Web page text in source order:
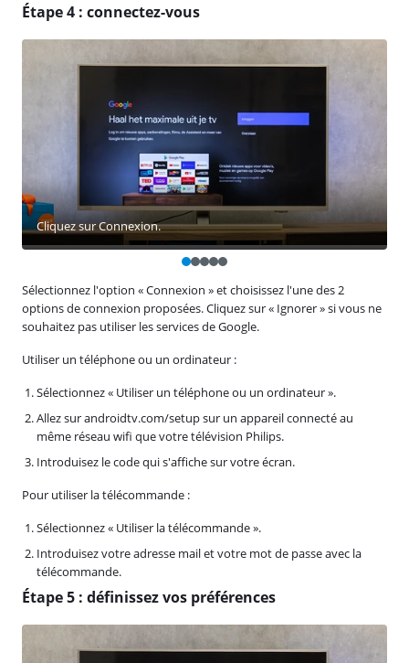
Étape 4 : connectez-vous
Sélectionnez l'option « Connexion » et choisissez l'une des 2
options de connexion proposées. Cliquez sur « Ignorer » si vous ne
souhaitez pas utiliser les services de Google.
Utiliser un téléphone ou un ordinateur :
Sélectionnez « Utiliser un téléphone ou un ordinateur ».
Allez sur androidtv.com/setup sur un appareil connecté au
même réseau wifi que votre télévision Philips.
Introduisez le code qui s'affiche sur votre écran.
Pour utiliser la télécommande :
Sélectionnez « Utiliser la télécommande ».
Introduisez votre adresse mail et votre mot de passe avec la
télécommande.
Cliquez sur Connexion.
Étape 5 : définissez vos préférences